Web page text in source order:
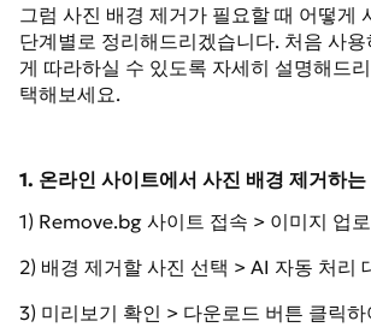
그럼 사진 배경 제거가 필요할 때 어떻게
단계별로 정리해드리겠습니다. 처음 사
게 따라하실 수 있도록 자세히 설명해드
택해보세요.
1. 온라인 사이트에서 사진 배경 제거하는
1) Remove.bg 사이트 접속 > 이미지 업
2) 배경 제거할 사진 선택 > AI 자동 처리
3) 미리보기 확인 > 다운로드 버튼 클릭